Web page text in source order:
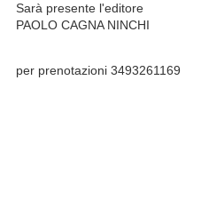
Sarà presente l'editore
PAOLO CAGNA NINCHI
per prenotazioni 3493261169